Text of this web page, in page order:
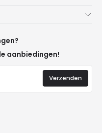
aanbiedingen!
Verzenden